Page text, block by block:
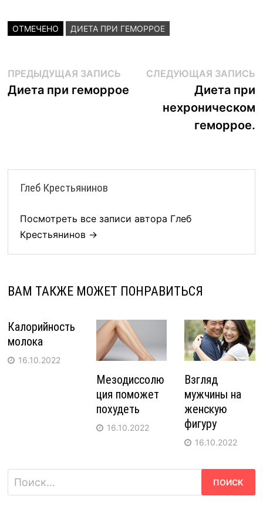
ОТМЕЧЕНО ДИЕТА ПРИ ГЕМОРРОЕ
Навигация
по
ПРЕДЫДУЩАЯ ЗАПИСЬПредыдущая
запись:
Диета при геморрое
СЛЕДУЮЩАЯ ЗАПИСЬ
Диета при
нехроническом
геморрое.
Глеб Крестьянинов
Посмотреть все записи автора Глеб
Крестьянинов →
ВАМ ТАКЖЕ МОЖЕТ ПОНРАВИТЬСЯ
Калорийность
молока
16.10.2022
Мезодиссолю
ция поможет
похудеть
16.10.2022
Взгляд
мужчины на
женскую
фигуру
16.10.2022
Найти: